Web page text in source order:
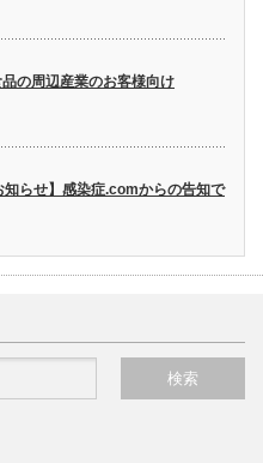
の周辺産業のお客様向け
らせ】感染症.comからの告知で